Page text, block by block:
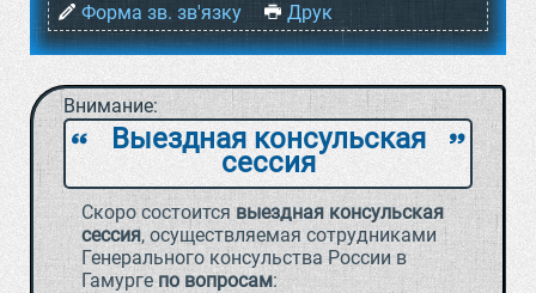
Форма зв. зв'язку
Друк
Внимание:
` a
Выездная консульская
сессия
Скоро состоится выездная консульская
сессия, осуществляемая сотрудниками
Генерального консульства России в
Гамургепо вопросам: